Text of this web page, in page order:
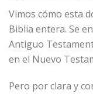
Vimos cómo esta
Biblia entera. Se
Antiguo
en el Nuevo
Pero por clara y